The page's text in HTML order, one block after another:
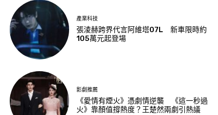
產業科技
張淩赫跨界代言阿維塔07L 新車限時約
105萬元起登場
影劇推薦
《愛情有煙火》憑劇情逆襲 《這一秒過
火》靠顏值撐熱度？王楚然兩劇引熱議